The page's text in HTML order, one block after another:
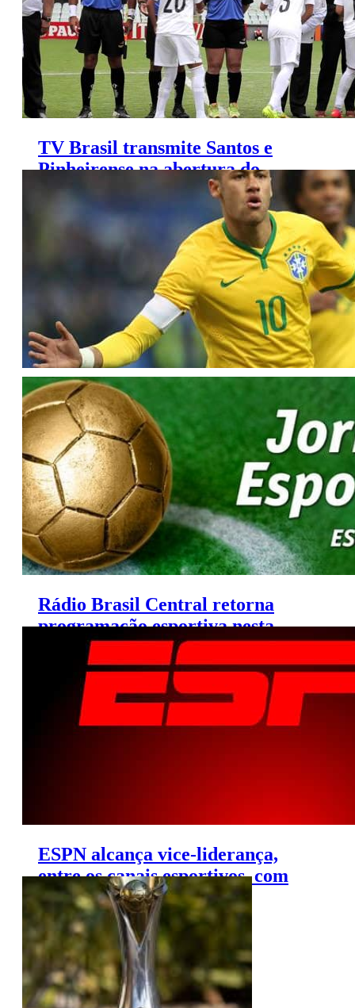
TV Brasil transmite Santos e
Pinheirense na abertura do
Brasileirão de Futebol Feminino
Agenda da TV (Sábado, 5/9/2015)
Rádio Brasil Central retorna
programação esportiva nesta
sexta-feira
ESPN alcança vice-liderança,
entre os canais esportivos, com
jogos da Copa do Brasil